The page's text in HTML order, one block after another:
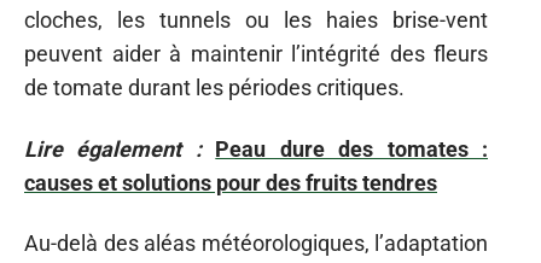
cloches, les tunnels ou les haies brise-vent
peuvent aider à maintenir l’intégrité des fleurs
de tomate durant les périodes critiques.
Lire également : Peau dure des tomates :
causes et solutions pour des fruits tendres
Au-delà des aléas météorologiques, l’adaptation